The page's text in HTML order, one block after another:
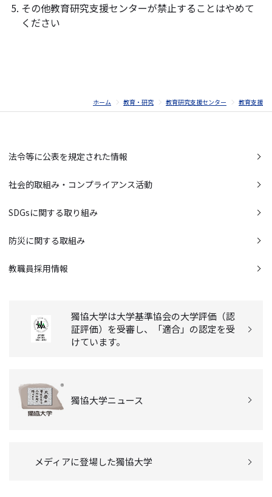
その他教育研究支援センターが禁止することはやめて
ください
ホーム 教育・研究 教育研究支援センター 教育支援
法令等に公表を規定された情報
社会的取組み・コンプライアンス活動
SDGsに関する取り組み
防災に関する取組み
教職員採用情報
獨協大学は大学基準協会の大学評価（認
証評価）を受審し、「適合」の認定を受
けています。
獨協大学ニュース
メディアに登場した獨協大学